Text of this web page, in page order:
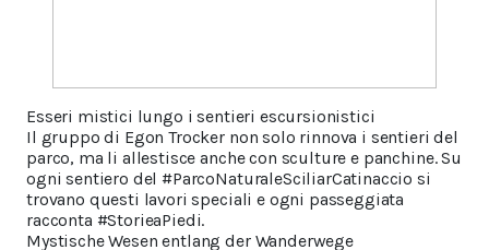
Esseri mistici lungo i sentieri escursionistici
Il gruppo di Egon Trocker non solo rinnova i sentieri del
parco, ma li allestisce anche con sculture e panchine. Su
ogni sentiero del #ParcoNaturaleSciliarCatinaccio si
trovano questi lavori speciali e ogni passeggiata
racconta #StorieaPiedi.
Mystische Wesen entlang der Wanderwege